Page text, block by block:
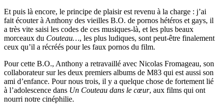
Et puis là encore, le principe de plaisir est revenu à la charge : j’ai
fait écouter à Anthony des vieilles B.O. de pornos hétéros et gays, il
a très vite saisi les codes de ces musiques-là, et les plus beaux
morceaux du Couteau…, les plus ludiques, sont peut-être finalement
ceux qu’il a récréés pour les faux pornos du film.
Pour cette B.O., Anthony a retravaillé avec Nicolas Fromageau, son
collaborateur sur les deux premiers albums de M83 qui est aussi son
ami d’enfance. Pour nous trois, il y a quelque chose de fortement lié
à l’adolescence dans Un Couteau dans le cœur, aux films qui ont
nourri notre cinéphilie.